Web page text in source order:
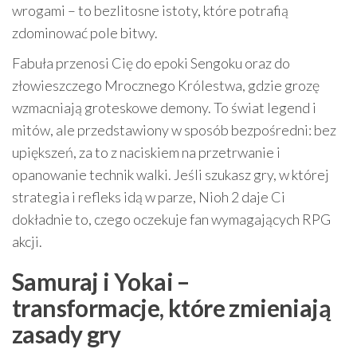
wrogami – to bezlitosne istoty, które potrafią
zdominować pole bitwy.
Fabuła przenosi Cię do epoki Sengoku oraz do
złowieszczego Mrocznego Królestwa, gdzie grozę
wzmacniają groteskowe demony. To świat legend i
mitów, ale przedstawiony w sposób bezpośredni: bez
upiększeń, za to z naciskiem na przetrwanie i
opanowanie technik walki. Jeśli szukasz gry, w której
strategia i refleks idą w parze, Nioh 2 daje Ci
dokładnie to, czego oczekuje fan wymagających RPG
akcji.
Samuraj i Yokai –
transformacje, które zmieniają
zasady gry